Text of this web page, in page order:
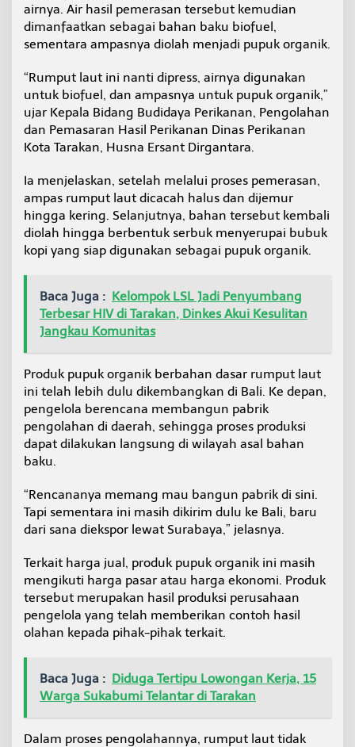
e
l
,
e
i
N
i
l
T
a
m
b
h
g
P
b
u
i
d
a
o
k
a
airnya. Air hasil pemerasan tersebut kemudian
dimanfaatkan sebagai bahan baku biofuel,
sementara ampasnya diolah menjadi pupuk organik.
“Rumput laut ini nanti dipress, airnya digunakan
untuk biofuel, dan ampasnya untuk pupuk organik,”
ujar Kepala Bidang Budidaya Perikanan, Pengolahan
dan Pemasaran Hasil Perikanan Dinas Perikanan
Kota Tarakan, Husna Ersant Dirgantara.
Ia menjelaskan, setelah melalui proses pemerasan,
ampas rumput laut dicacah halus dan dijemur
hingga kering. Selanjutnya, bahan tersebut kembali
diolah hingga berbentuk serbuk menyerupai bubuk
kopi yang siap digunakan sebagai pupuk organik.
Baca Juga : Kelompok LSL Jadi Penyumbang
Terbesar HIV di Tarakan, Dinkes Akui Kesulitan
Jangkau Komunitas
Produk pupuk organik berbahan dasar rumput laut
ini telah lebih dulu dikembangkan di Bali. Ke depan,
pengelola berencana membangun pabrik
pengolahan di daerah, sehingga proses produksi
dapat dilakukan langsung di wilayah asal bahan
baku.
“Rencananya memang mau bangun pabrik di sini.
Tapi sementara ini masih dikirim dulu ke Bali, baru
dari sana diekspor lewat Surabaya,” jelasnya.
Terkait harga jual, produk pupuk organik ini masih
mengikuti harga pasar atau harga ekonomi. Produk
tersebut merupakan hasil produksi perusahaan
pengelola yang telah memberikan contoh hasil
olahan kepada pihak-pihak terkait.
Baca Juga : Diduga Tertipu Lowongan Kerja, 15
Warga Sukabumi Telantar di Tarakan
Dalam proses pengolahannya, rumput laut tidak